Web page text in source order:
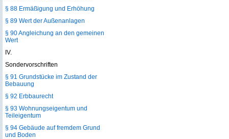
§ 88 Ermäßigung und Erhöhung
§ 89 Wert der Außenanlagen
§ 90 Angleichung an den gemeinen
Wert
IV.
Sondervorschriften
§ 91 Grundstücke im Zustand der
Bebauung
§ 92 Erbbaurecht
§ 93 Wohnungseigentum und
Teileigentum
§ 94 Gebäude auf fremdem Grund
und Boden